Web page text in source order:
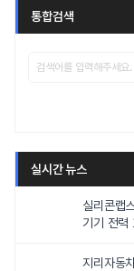
통합검색
실시간 뉴스
실리콘랩
기기 전력
지리자동